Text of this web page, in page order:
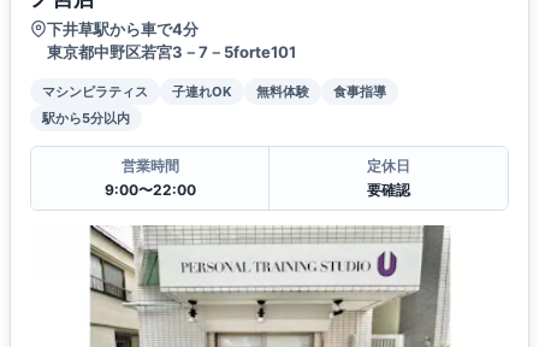
下井草駅から車で4分
東京都中野区若宮3－7－5forte101
マシンピラティス 子連れOK 無料体験
食事指導
駅から5分以内
営業時間
9:00〜22:00
定休日
要確認